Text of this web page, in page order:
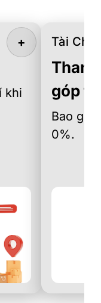
khi
+ Tài
góp
Bao
0%.